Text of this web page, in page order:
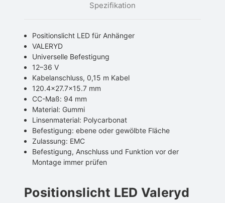
Spezifikation
Positionslicht LED für Anhänger
VALERYD
Universelle Befestigung
12–36 V
Kabelanschluss, 0,15 m Kabel
120.4x27.7x15.7 mm
CC-Maß: 94 mm
Material: Gummi
Linsenmaterial: Polycarbonat
Befestigung: ebene oder gewölbte Fläche
Zulassung: EMC
Befestigung, Anschluss und Funktion vor der
Montage immer prüfen
Positionslicht LED Valeryd